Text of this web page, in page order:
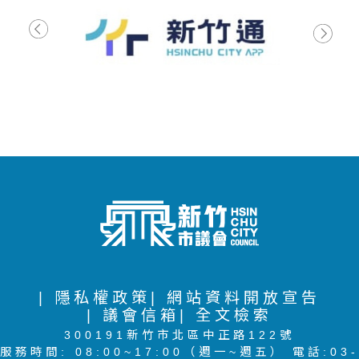
| 隱私權政策 | 網站資料開放宣告
| 議會信箱 | 全文檢索
300191新竹市北區中正路122號
服務時間: 08:00~17:00（週一~週五） 電話:03-